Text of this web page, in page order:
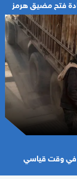
فتح مضيق هرمز